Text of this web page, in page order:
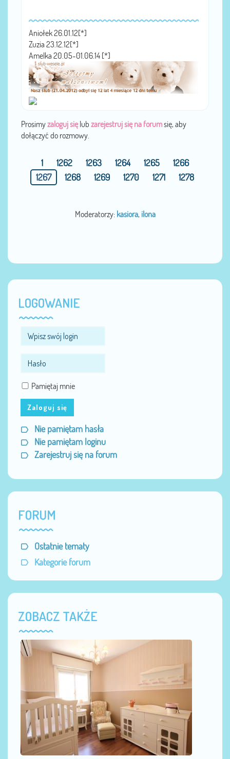
Aniołek 26.01.12[*]
Zuzia 23.12.12[*]
Amelka 20.05-01.06.14 [*]
Prosimyzaloguj sięlub zarejestruj się na forumsię, aby
dołączyć do rozmowy.
1 1262 1263 1264 1265
1266
1267
1268 1269 1270 1271 1278
Moderatorzy: kasiora, ilona
LOGOWANIE
Pamiętaj mnie
Zaloguj się
Nie pamiętam hasła
Nie pamiętam loginu
Zarejestruj się na forum
FORUM
Ostatnie tematy
Kategorie forum
ZOBACZ TAKŻE